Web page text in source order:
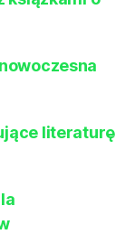
literaturę